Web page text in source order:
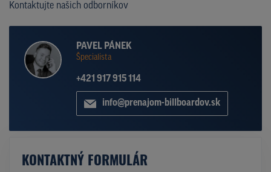
Kontaktujte našich odborníkov
PAVEL PÁNEK
Špecialista
+421 917 915 114
info@prenajom-billboardov.sk
KONTAKTNÝ FORMULÁR